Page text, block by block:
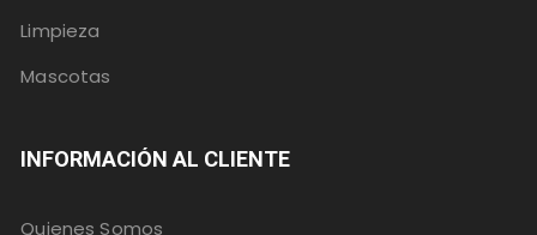
Limpieza
Mascotas
INFORMACIÓN AL CLIENTE
Quienes Somos